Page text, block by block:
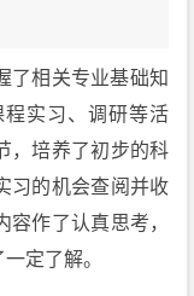
了相关专业基础知
实习、调研等活
，培养了初步的科
习的机会查阅并收
作了认真思考，
定了解。